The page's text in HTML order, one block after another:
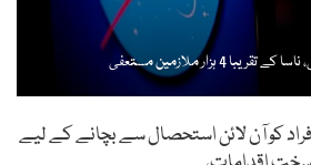
4 ہزار ملازمین مستعفی
کو آن لائن استحصال سے بچانے کے لیے